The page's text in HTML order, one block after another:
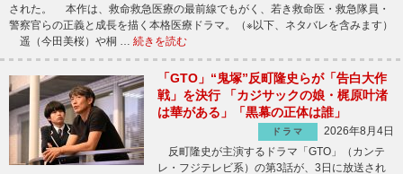
された。 本作は、救命救急医療の最前線でもがく、若き救命医・救急隊員・
警察官らの正義と成長を描く本格医療ドラマ。（※以下、ネタバレを含みます）
遥（今田美桜）や桐 … 続きを読む
「GTO」“鬼塚”反町隆史らが「告白大作
戦」を決行 「カジサックの娘・梶原叶渚
は華がある」「黒幕の正体は誰」
ドラマ
2026年8月4日
反町隆史が主演するドラマ「GTO」（カンテ
レ・フジテレビ系）の第3話が、3日に放送され